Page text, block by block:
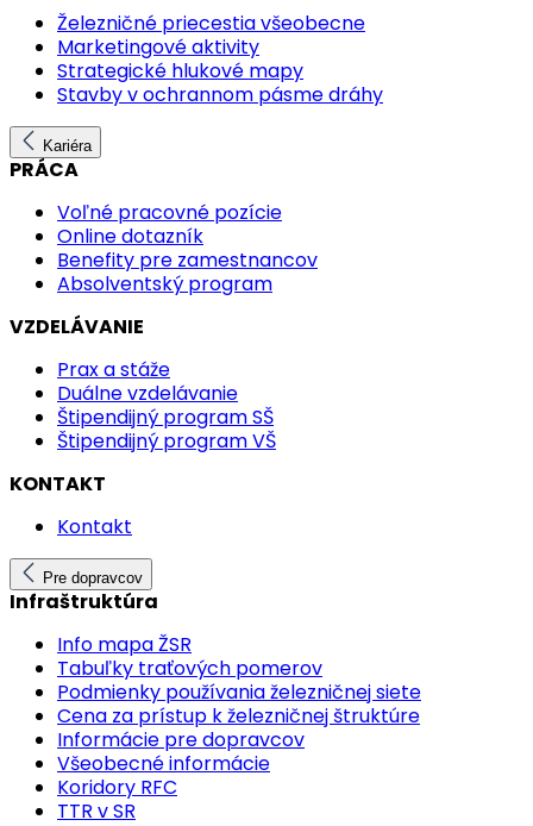
Železničné priecestia všeobecne
Marketingové aktivity
Strategické hlukové mapy
Stavby v ochrannom pásme dráhy
Kariéra
PRÁCA
Voľné pracovné pozície
Online dotazník
Benefity pre zamestnancov
Absolventský program
VZDELÁVANIE
Prax a stáže
Duálne vzdelávanie
Štipendijný program SŠ
Štipendijný program VŠ
KONTAKT
Kontakt
Pre dopravcov
Infraštruktúra
Info mapa ŽSR
Tabuľky traťových pomerov
Podmienky používania železničnej siete
Cena za prístup k železničnej štruktúre
Informácie pre dopravcov
Všeobecné informácie
Koridory RFC
TTR v SR